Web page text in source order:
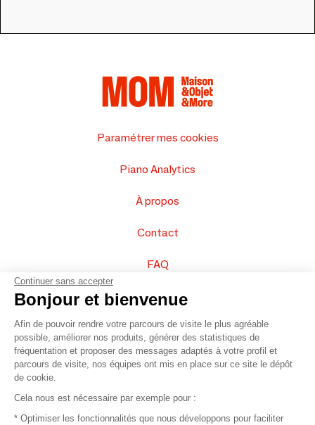
Paramétrer mes cookies
Piano Analytics
À propos
Contact
FAQ
Vendez vos produits
Plan du site
© 2016 –Organisation SAFI
Continuer sans accepter
Bonjour et bienvenue
Afin de pouvoir rendre votre parcours de visite le plus agréable
possible, améliorer nos produits, générer des statistiques de
fréquentation et proposer des messages adaptés à votre profil et
parcours de visite, nos équipes ont mis en place sur ce site le dépôt
de cookie.
Cela nous est nécessaire par exemple pour :
* Optimiser les fonctionnalités que nous développons pour faciliter